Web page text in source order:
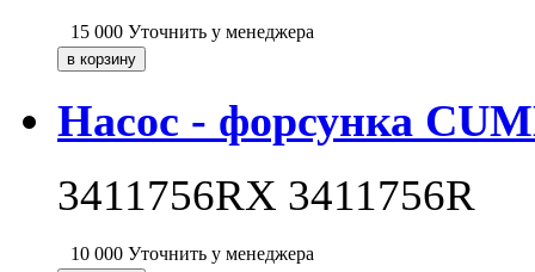
15 000 Уточнить у менеджера
Насос - форсунка
3411756RX 3411756R
10 000 Уточнить у менеджера